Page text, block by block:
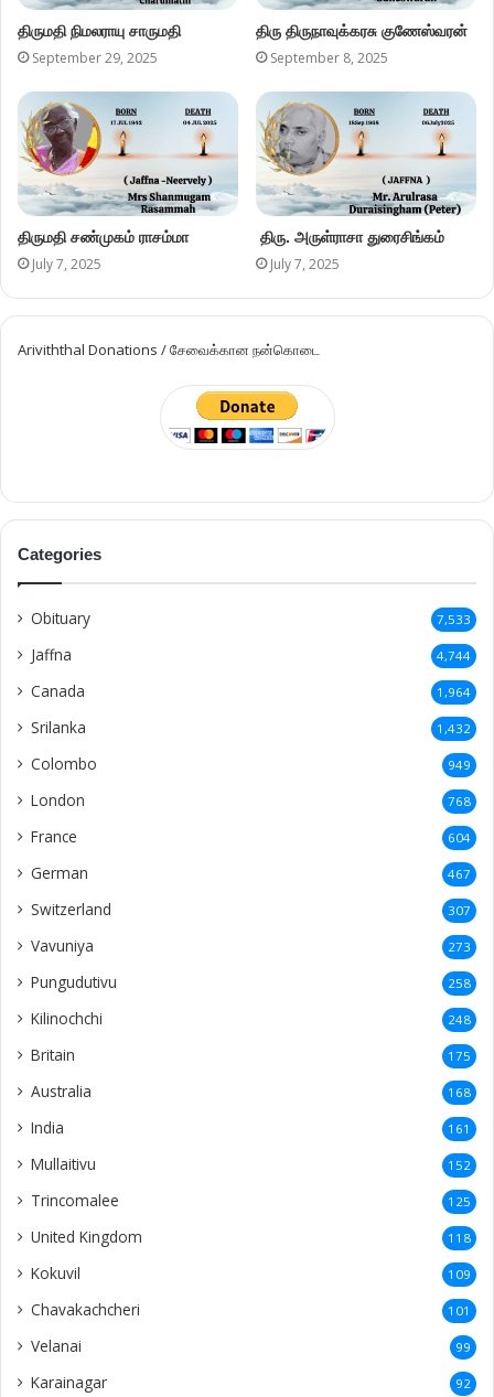
திருமதி நிமலராயு சாருமதி
September 29, 2025
திரு திருநாவுக்கரசு குணேஸ்வரன்
September 8, 2025
திருமதி சண்முகம் ராசம்மா
July 7, 2025
திரு. அருள்ராசா துரைசிங்கம்
July 7, 2025
Ariviththal Donations / சேவைக்கான நன்கொடை
Categories
Obituary 7,533
Jaffna 4,744
Canada 1,964
Srilanka 1,432
Colombo 949
London 768
France 604
German 467
Switzerland 307
Vavuniya 273
Pungudutivu 258
Kilinochchi 248
Britain 175
Australia 168
India 161
Mullaitivu 152
Trincomalee 125
United Kingdom 118
Kokuvil 109
Chavakachcheri 101
Velanai 99
Karainagar 92